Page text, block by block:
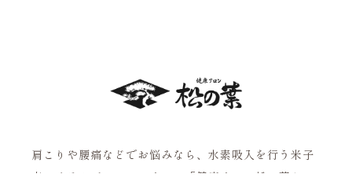
肩こりや腰痛などでお悩みなら、水素吸入を行う米子
市のリラクゼーションサロン「健康サロン松の葉」